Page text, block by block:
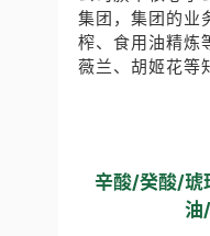
集团，集团的业
榨、食用油精炼
薇兰、胡姬花等
辛酸/癸酸/琥
油/